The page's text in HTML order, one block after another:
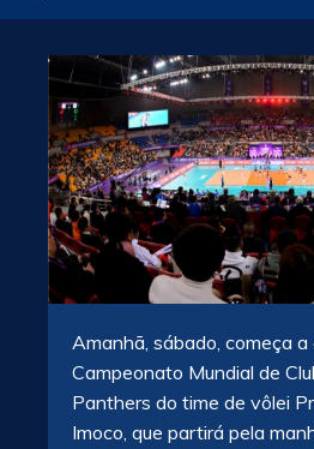
Amanhã, sábado, começa
Campeonato Mundial de
Panthers do time de vôlei
Imoco, que partirá pela